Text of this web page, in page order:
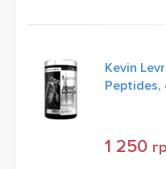
Kevin
Peptides,
1 250